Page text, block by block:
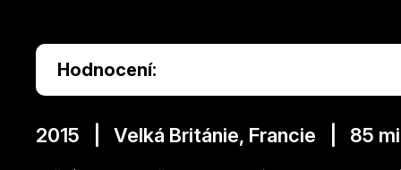
Hodnocení:
2015 | Velká Británie, Francie | 85